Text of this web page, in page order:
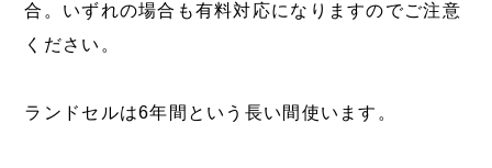
合。いずれの場合も有料対応になりますのでご注意
ください。
ランドセルは6年間という長い間使います。